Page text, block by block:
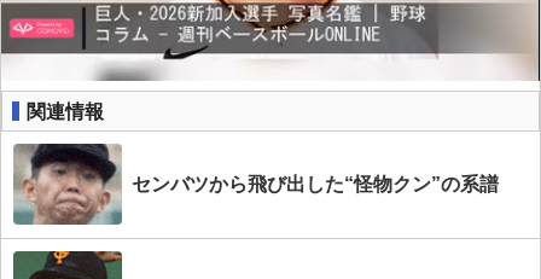
関連情報
センバツから飛び出した“怪物クン”の系譜